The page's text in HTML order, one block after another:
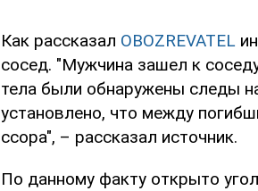
Как рассказал OBOZREVATEL
сосед. "Мужчина зашел к
тела были обнаружены следы
установлено, что между
ссора", – рассказал источник.
По данному факту открыто